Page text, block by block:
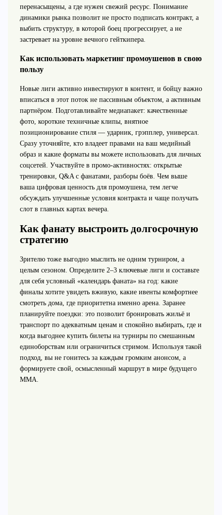
перенасыщены, а где нужен свежий ресурс. Понимание
динамики рынка позволит не просто подписать контракт, а
выбить структуру, в которой боец прогрессирует, а не
застревает на уровне вечного гейткипера.
Как использовать маркетинг промоушенов в свою
пользу
Новые лиги активно инвестируют в контент, и бойцу важно
вписаться в этот поток не пассивным объектом, а активным
партнёром. Подготавливайте медиапакет: качественные
фото, короткие техничные клипы, внятное
позиционирование стиля — ударник, грэпплер, универсал.
Сразу уточняйте, кто владеет правами на ваш медийный
образ и какие форматы вы можете использовать для личных
соцсетей. Участвуйте в промо-активностях: открытые
тренировки, Q&A с фанатами, разборы боёв. Чем выше
ваша цифровая ценность для промоушена, тем легче
обсуждать улучшенные условия контракта и чаще получать
слот в главных картах вечера.
Как фанату выстроить долгосрочную
стратегию
Зрителю тоже выгодно мыслить не одним турниром, а
целым сезоном. Определите 2–3 ключевые лиги и составьте
для себя условный «календарь фаната» на год: какие
финалы хотите увидеть вживую, какие ивенты комфортнее
смотреть дома, где приоритетна именно арена. Заранее
планируйте поездки: это позволит бронировать жильё и
транспорт по адекватным ценам и спокойно выбирать, где и
когда выгоднее купить билеты на турниры по смешанным
единоборствам или ограничиться стримом. Используя такой
подход, вы не гонитесь за каждым громким анонсом, а
формируете свой, осмысленный маршрут в мире будущего
ММА.